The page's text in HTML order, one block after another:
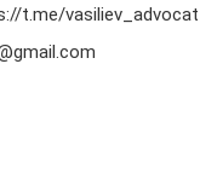
t.me/vasiliev_advocat